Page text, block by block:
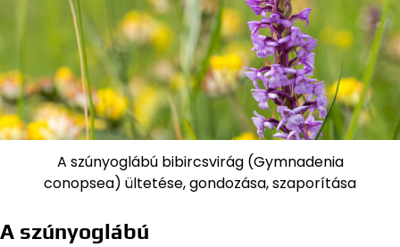
A szúnyoglábú bibircsvirág (Gymnadenia
conopsea) ültetése, gondozása, szaporítása
A szúnyoglábú